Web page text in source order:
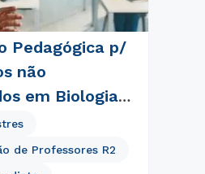
Pedagógica p/
não
em Biologia
de Professores R2